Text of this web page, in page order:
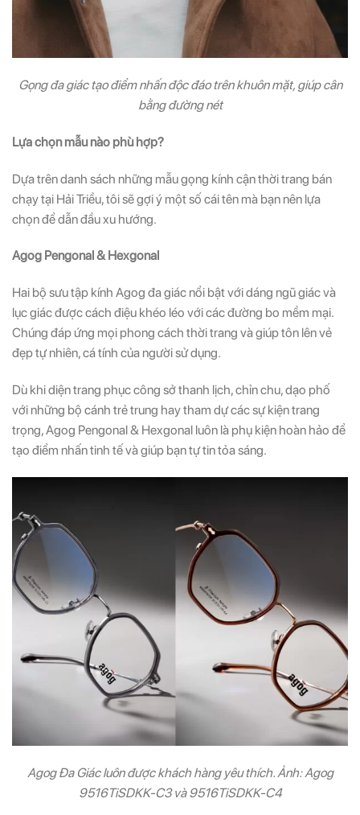
Gọng đa giác tạo điểm nhấn độc đáo trên khuôn mặt, giúp cân
bằng đường nét
Lựa chọn mẫu nào phù hợp?
Dựa trên danh sách những mẫu gọng kính cận thời trang bán
chạy tại Hải Triều, tôi sẽ gợi ý một số cái tên mà bạn nên lựa
chọn để dẫn đầu xu hướng.
Agog Pengonal & Hexgonal
Hai bộ sưu tập kính Agog đa giác nổi bật với dáng ngũ giác và
lục giác được cách điệu khéo léo với các đường bo mềm mại.
Chúng đáp ứng mọi phong cách thời trang và giúp tôn lên vẻ
đẹp tự nhiên, cá tính của người sử dụng.
Dù khi diện trang phục công sở thanh lịch, chỉn chu, dạo phố
với những bộ cánh trẻ trung hay tham dự các sự kiện trang
trọng, Agog Pengonal & Hexgonal luôn là phụ kiện hoàn hảo để
tạo điểm nhấn tinh tế và giúp bạn tự tin tỏa sáng.
Agog Đa Giác luôn được khách hàng yêu thích. Ảnh: Agog
9516TiSDKK-C3 và 9516TiSDKK-C4